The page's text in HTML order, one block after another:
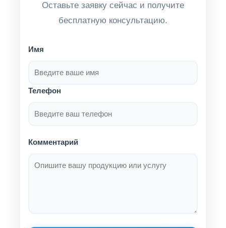
Оставьте заявку сейчас и получите
бесплатную консультацию.
Имя
Телефон
Комментарий